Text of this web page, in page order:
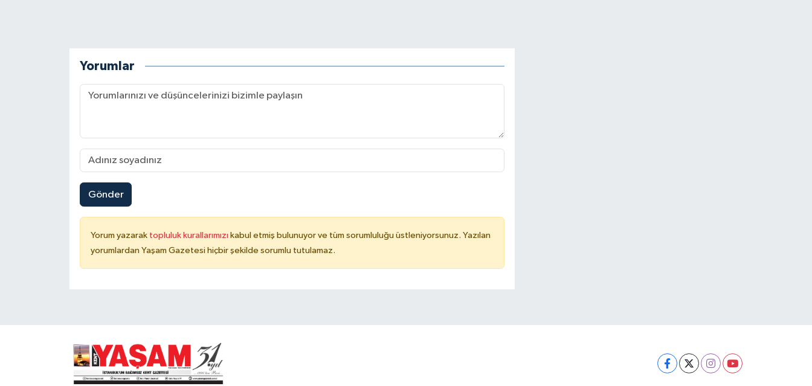
Yorumlar
Gönder
Yorum yazarak topluluk kurallarımızı kabul etmiş bulunuyor ve tüm sorumluluğu üstleniyorsunuz. Yazılan
yorumlardan Yaşam Gazetesi hiçbir şekilde sorumlu tutulamaz.